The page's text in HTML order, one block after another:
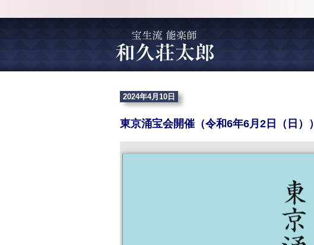
2024年4月10日
東京涌宝会開催（令和6年6月2日（日））